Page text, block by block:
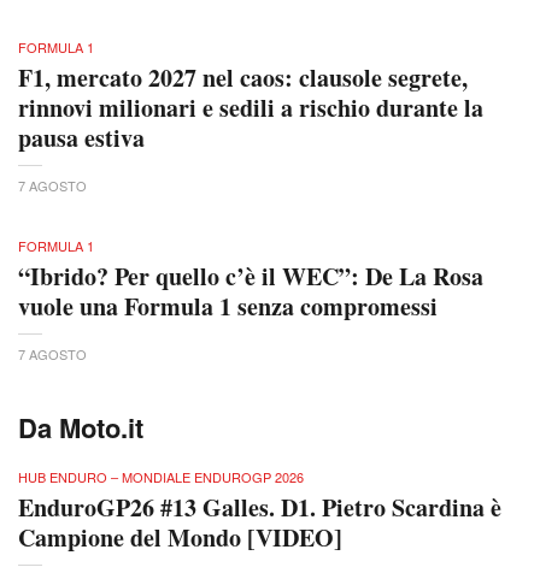
FORMULA 1
F1, mercato 2027 nel caos: clausole segrete,
rinnovi milionari e sedili a rischio durante la
pausa estiva
7 AGOSTO
FORMULA 1
“Ibrido? Per quello c’è il WEC”: De La Rosa
vuole una Formula 1 senza compromessi
7 AGOSTO
Da Moto.it
HUB ENDURO – MONDIALE ENDUROGP 2026
EnduroGP26 #13 Galles. D1. Pietro Scardina è
Campione del Mondo [VIDEO]